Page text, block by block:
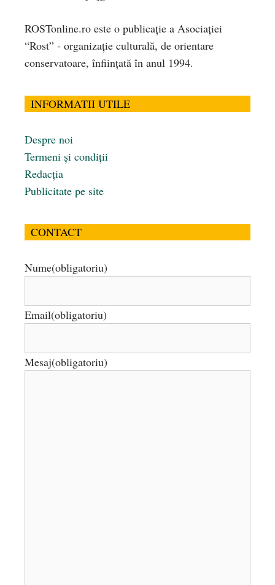
ROSTonline.ro este o publicaţie a Asociaţiei
“Rost” - organizaţie culturală, de orientare
conservatoare, înfiinţată în anul 1994.
INFORMATII UTILE
Despre noi
Termeni și condiții
Redacția
Publicitate pe site
CONTACT
Nume(obligatoriu)
Email(obligatoriu)
Mesaj(obligatoriu)